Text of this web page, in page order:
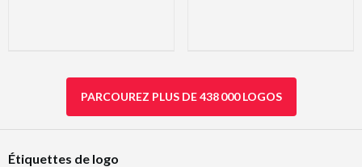
PARCOUREZ PLUS DE 438 000 LOGOS
Étiquettes de logo